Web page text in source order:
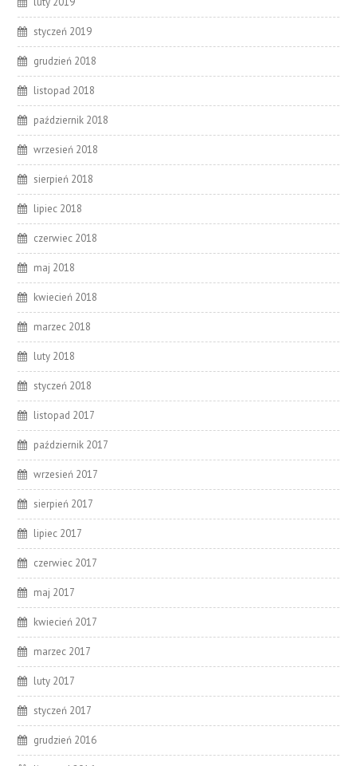
styczeń 2019
grudzień 2018
listopad 2018
październik 2018
wrzesień 2018
sierpień 2018
lipiec 2018
czerwiec 2018
maj 2018
kwiecień 2018
marzec 2018
luty 2018
styczeń 2018
listopad 2017
październik 2017
wrzesień 2017
sierpień 2017
lipiec 2017
czerwiec 2017
maj 2017
kwiecień 2017
marzec 2017
luty 2017
styczeń 2017
grudzień 2016